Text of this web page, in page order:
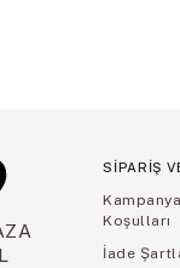
SİPARİŞ
Koşulları
İade